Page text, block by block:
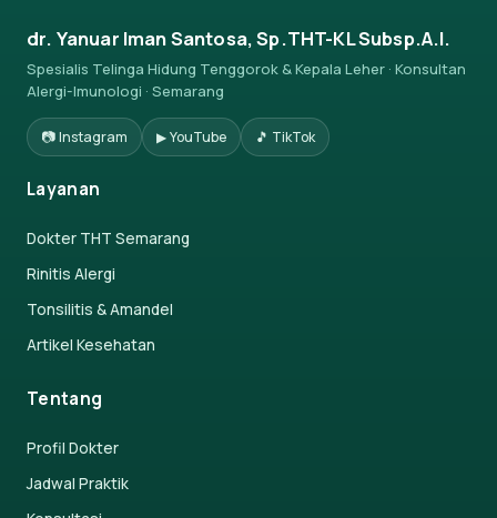
dr. Yanuar Iman Santosa, Sp.THT-KL Subsp.A.I.
Spesialis Telinga Hidung Tenggorok & Kepala Leher · Konsultan
Alergi-Imunologi · Semarang
📷 Instagram ▶ YouTube 🎵 TikTok
Layanan
Dokter THT Semarang
Rinitis Alergi
Tonsilitis & Amandel
Artikel Kesehatan
Tentang
Profil Dokter
Jadwal Praktik